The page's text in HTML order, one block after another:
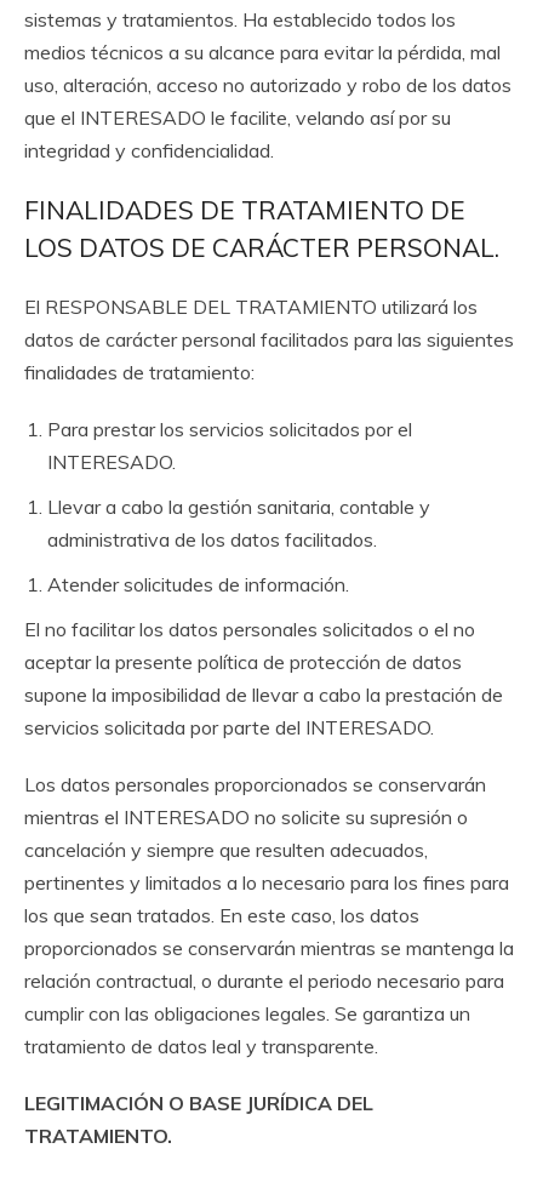
sistemas y tratamientos. Ha establecido todos los
medios técnicos a su alcance para evitar la pérdida, mal
uso, alteración, acceso no autorizado y robo de los datos
que el INTERESADO le facilite, velando así por su
integridad y confidencialidad.
FINALIDADES DE TRATAMIENTO DE
LOS DATOS DE CARÁCTER PERSONAL.
El RESPONSABLE DEL TRATAMIENTO utilizará los
datos de carácter personal facilitados para las siguientes
finalidades de tratamiento:
Para prestar los servicios solicitados por el
INTERESADO.
Llevar a cabo la gestión sanitaria, contable y
administrativa de los datos facilitados.
Atender solicitudes de información.
El no facilitar los datos personales solicitados o el no
aceptar la presente política de protección de datos
supone la imposibilidad de llevar a cabo la prestación de
servicios solicitada por parte del INTERESADO.
Los datos personales proporcionados se conservarán
mientras el INTERESADO no solicite su supresión o
cancelación y siempre que resulten adecuados,
pertinentes y limitados a lo necesario para los fines para
los que sean tratados. En este caso, los datos
proporcionados se conservarán mientras se mantenga la
relación contractual, o durante el periodo necesario para
cumplir con las obligaciones legales. Se garantiza un
tratamiento de datos leal y transparente.
LEGITIMACIÓN O BASE JURÍDICA DEL
TRATAMIENTO.